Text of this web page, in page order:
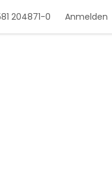
204871-0 Anmelden